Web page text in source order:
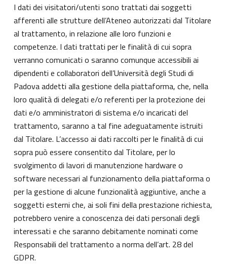
I dati dei visitatori/utenti sono trattati dai soggetti
afferenti alle strutture dell’Ateneo autorizzati dal Titolare
al trattamento, in relazione alle loro funzioni e
competenze. I dati trattati per le finalità di cui sopra
verranno comunicati o saranno comunque accessibili ai
dipendenti e collaboratori dell’Università degli Studi di
Padova addetti alla gestione della piattaforma, che, nella
loro qualità di delegati e/o referenti per la protezione dei
dati e/o amministratori di sistema e/o incaricati del
trattamento, saranno a tal fine adeguatamente istruiti
dal Titolare. L’accesso ai dati raccolti per le finalità di cui
sopra può essere consentito dal Titolare, per lo
svolgimento di lavori di manutenzione hardware o
software necessari al funzionamento della piattaforma o
per la gestione di alcune funzionalità aggiuntive, anche a
soggetti esterni che, ai soli fini della prestazione richiesta,
potrebbero venire a conoscenza dei dati personali degli
interessati e che saranno debitamente nominati come
Responsabili del trattamento a norma dell’art. 28 del
GDPR.